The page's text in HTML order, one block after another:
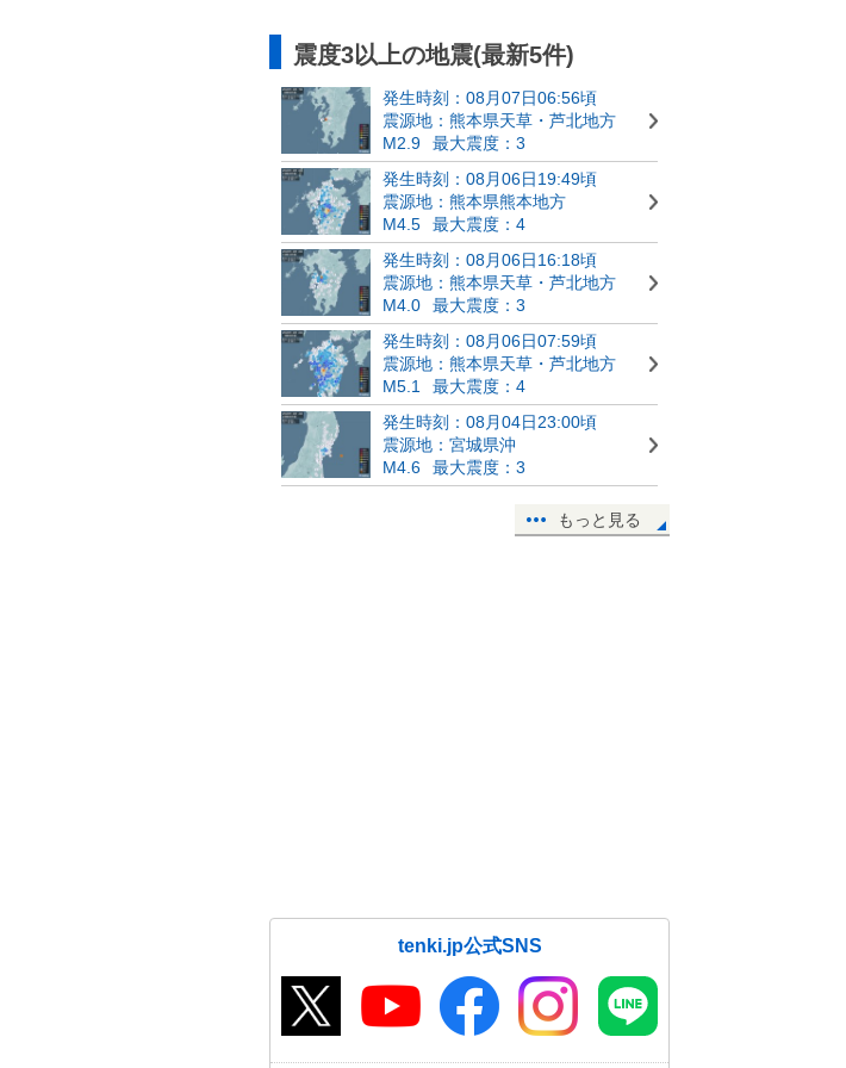
震度3以上の地震(最新5件)
発生時刻：08月07日06:56頃
震源地：熊本県天草・芦北地方
M2.9
最大震度：3
発生時刻：08月06日19:49頃
震源地：熊本県熊本地方
M4.5
最大震度：4
発生時刻：08月06日16:18頃
震源地：熊本県天草・芦北地方
M4.0
最大震度：3
発生時刻：08月06日07:59頃
震源地：熊本県天草・芦北地方
M5.1
最大震度：4
発生時刻：08月04日23:00頃
震源地：宮城県沖
M4.6
最大震度：3
もっと見る
tenki.jp公式SNS